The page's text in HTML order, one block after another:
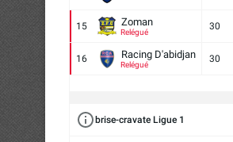
15 Zoman
Relégué
30
16 Racing D'abidjan
Relégué
30
brise-cravate Ligue 1